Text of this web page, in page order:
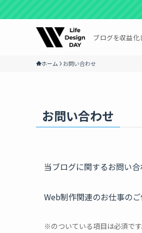
ブログを収益化
ホーム お問い合わせ
お問い合わせ
当ブログに関するお問い
Web制作関連のお仕事の
※のついている項目は必須で